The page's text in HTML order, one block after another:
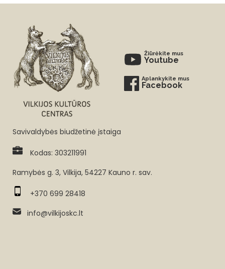
Žiūrėkite mus
Youtube
Aplankykite mus
Facebook
Savivaldybės biudžetinė įstaiga
Kodas: 303211991
Ramybės g. 3, Vilkija, 54227 Kauno r. sav.
+370 699 28418
info@vilkijoskc.lt